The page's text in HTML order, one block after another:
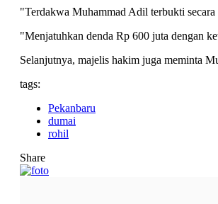
"Terdakwa Muhammad Adil terbukti
"Menjatuhkan denda Rp 600 juta dengan
Selanjutnya, majelis hakim juga meminta
tags:
Pekanbaru
dumai
rohil
Share